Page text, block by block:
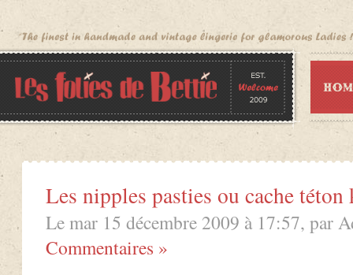
Les nipples pasties ou cache téton
Le mar 15 décembre 2009 à 17:57, par
Commentaires »